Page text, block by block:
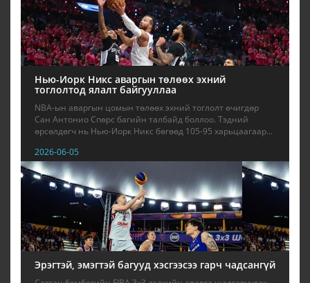
Нью-Иорк Никс аваргын төлөөх эхний
тоглолтод ялалт байгууллаа
NBA-ын аваргын цомын төлөөх эхний тоглолт өчигдөр
Сан Антонио Спөрс багийн талбайд боллоо. Тэдний
өрсөлдөгч нь Нью-Иорк Никс бөгөөд 105-95 харьцаагаар...
2026-06-05
Эрэгтэй, эмэгтэй багууд хэсгээсээ гарч чадсангүй